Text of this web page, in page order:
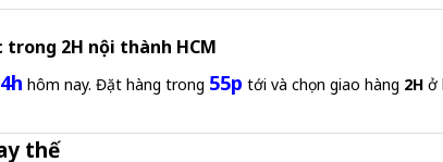
2H nội thành HCM
4h hôm nay. Đặt hàng trong 55p tới và chọn giao hàng 2H ở
thế